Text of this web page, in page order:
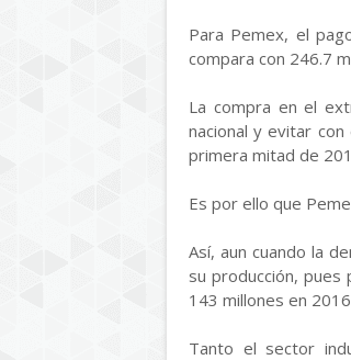
Para Pemex, el
compara con 246.7
La compra en el
nacional y evitar
primera mitad de
Es por ello que
Así, aun cuando la
su producción,
143 millones en
Tanto el sector